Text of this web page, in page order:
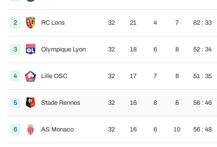
2 RC Lens 32 21 4 7 62 : 33
3 Olympique Lyon 32 18 6 8 52 : 34
4 Lille OSC 32 17 7 8 51 : 35
5 Stade Rennes 32 16 8 8 56 : 46
6 AS Monaco 32 16 6 10 56 : 48